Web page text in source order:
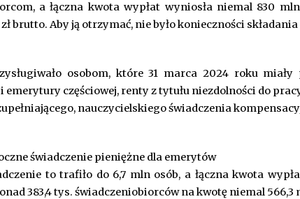
a łączna kwota wypłat wyniosła niemal 830 mln
brutto. Aby ją otrzymać, nie było konieczności
osobom, które 31 marca 2024 roku
częściowej, renty z tytułu niezdolności do
nauczycielskiego świadczenia
świadczenie pieniężne dla emerytów
to trafiło do 6,7 mln osób, a łączna kwota
383,4 tys. świadczeniobiorców na kwotę niemal 566,3